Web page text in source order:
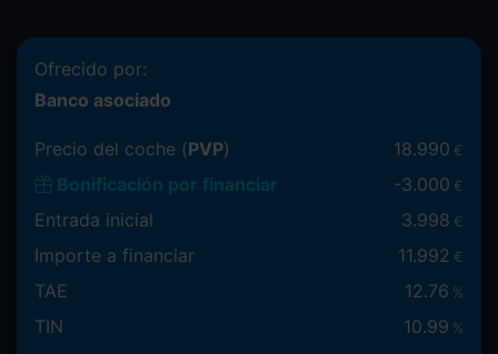
Ofrecido por:
Banco asociado
Precio del coche (PVP) 18.990 €
Bonificación por financiar -3.000 €
Entrada inicial 3.998 €
Importe a financiar 11.992 €
TAE 12.76 %
TIN 10.99 %